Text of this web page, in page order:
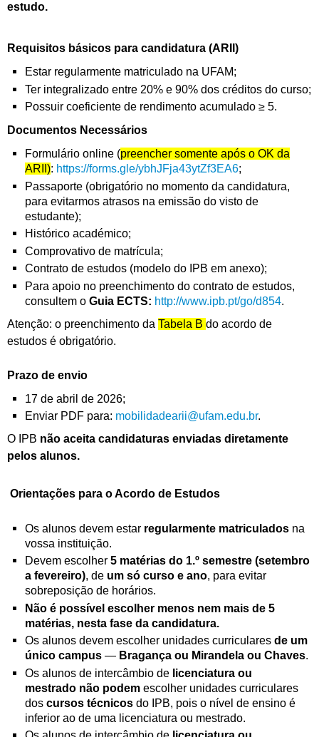
estudo.
Requisitos básicos para candidatura (ARII)
Estar regularmente matriculado na UFAM;
Ter integralizado entre 20% e 90% dos créditos do curso;
Possuir coeficiente de rendimento acumulado ≥ 5.
Documentos Necessários
Formulário online (preencher somente após o OK da
ARII): https://forms.gle/ybhJFja43ytZf3EA6;
Passaporte (obrigatório no momento da candidatura,
para evitarmos atrasos na emissão do visto de
estudante);
Histórico académico;
Comprovativo de matrícula;
Contrato de estudos (modelo do IPB em anexo);
Para apoio no preenchimento do contrato de estudos,
consultem o Guia ECTS: http://www.ipb.pt/go/d854.
Atenção: o preenchimento da Tabela B do acordo de
estudos é obrigatório.
Prazo de envio
17 de abril de 2026;
Enviar PDF para: mobilidadearii@ufam.edu.br.
O IPB não aceita candidaturas enviadas diretamente
pelos alunos.
Orientações para o Acordo de Estudos
Os alunos devem estar regularmente matriculados na
vossa instituição.
Devem escolher 5 matérias do 1.º semestre (setembro
a fevereiro), de um só curso e ano, para evitar
sobreposição de horários.
Não é possível escolher menos nem mais de 5
matérias, nesta fase da candidatura.
Os alunos devem escolher unidades curriculares de um
único campus — Bragança ou Mirandela ou Chaves.
Os alunos de intercâmbio de licenciatura ou
mestrado não podem escolher unidades curriculares
dos cursos técnicos do IPB, pois o nível de ensino é
inferior ao de uma licenciatura ou mestrado.